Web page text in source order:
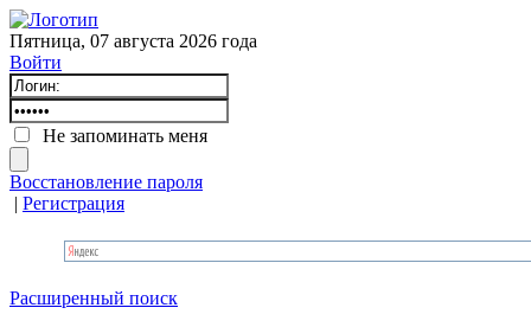
Пятница, 07 августа 2026 года
Войти
Не запоминать меня
Восстановление пароля
| Регистрация
Расширенный поиск